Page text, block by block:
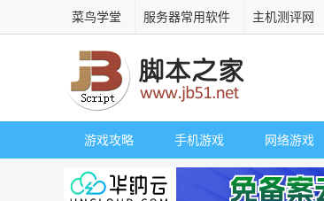
菜鸟学堂 服务器常用软件 主机测评网
游戏攻略 手机游戏 网络游戏